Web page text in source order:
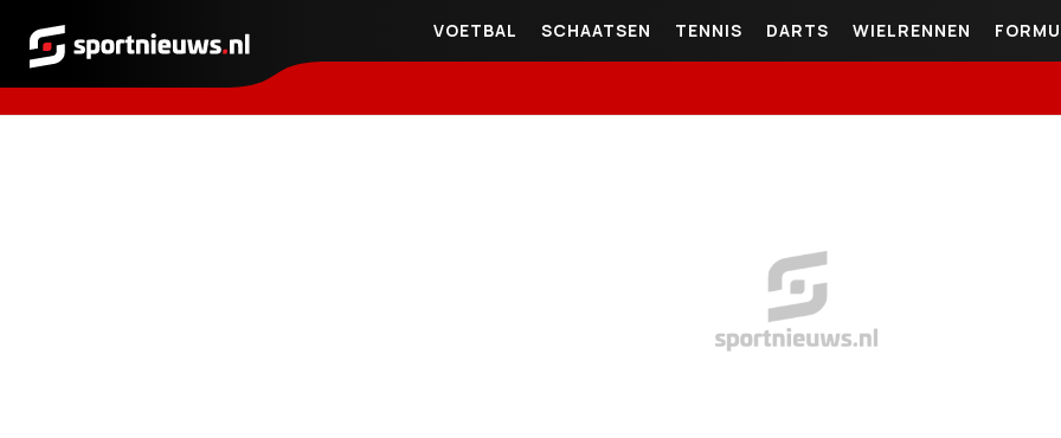
Sportnieuws.nl
VOETBAL SCHAATSEN TENNIS DARTS WIELRENNEN